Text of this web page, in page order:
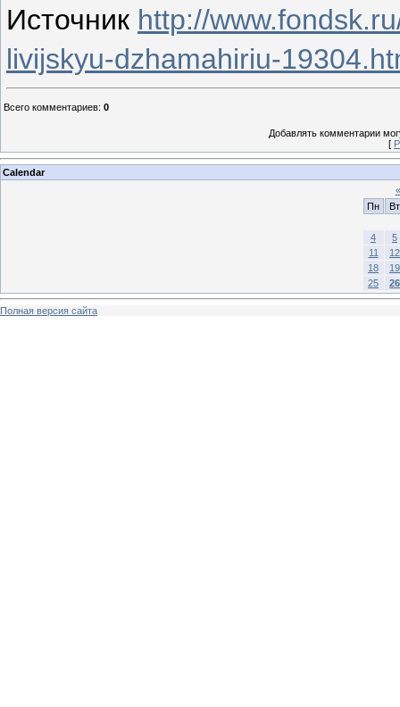
Источник http://
livijskyu-dzhamahiriu-
Всего комментариев: 0
Добавлять комментарии
[
Calendar
«
Пн
Вт
4
5
11
12
18
19
25
26
Полная версия сайта